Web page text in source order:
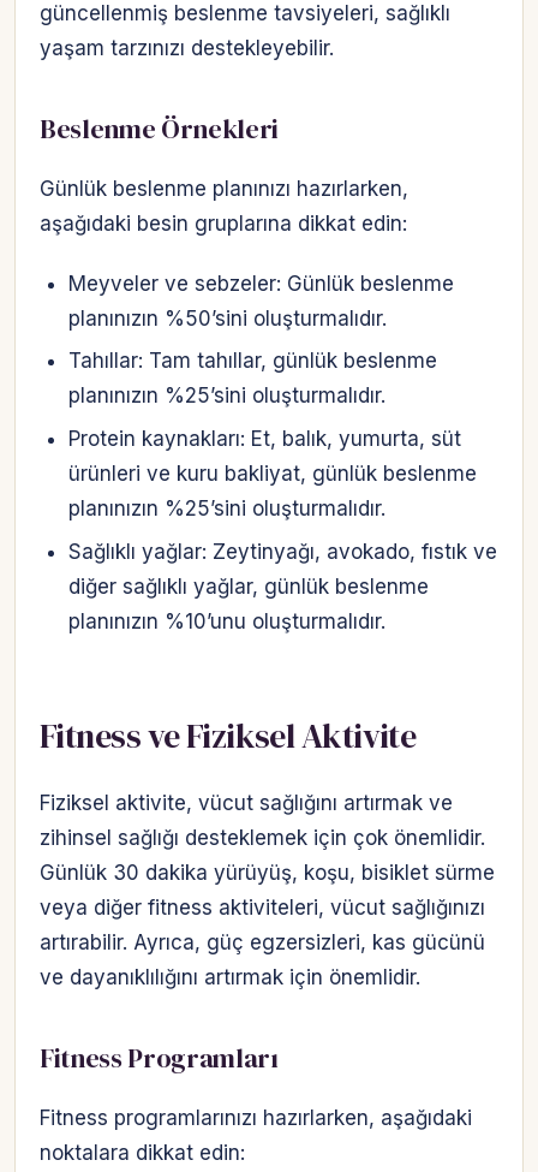
güncellenmiş beslenme tavsiyeleri, sağlıklı
yaşam tarzınızı destekleyebilir.
Beslenme Örnekleri
Günlük beslenme planınızı hazırlarken,
aşağıdaki besin gruplarına dikkat edin:
Meyveler ve sebzeler: Günlük beslenme
planınızın %50’sini oluşturmalıdır.
Tahıllar: Tam tahıllar, günlük beslenme
planınızın %25’sini oluşturmalıdır.
Protein kaynakları: Et, balık, yumurta, süt
ürünleri ve kuru bakliyat, günlük beslenme
planınızın %25’sini oluşturmalıdır.
Sağlıklı yağlar: Zeytinyağı, avokado, fıstık ve
diğer sağlıklı yağlar, günlük beslenme
planınızın %10’unu oluşturmalıdır.
Fitness ve Fiziksel Aktivite
Fiziksel aktivite, vücut sağlığını artırmak ve
zihinsel sağlığı desteklemek için çok önemlidir.
Günlük 30 dakika yürüyüş, koşu, bisiklet sürme
veya diğer fitness aktiviteleri, vücut sağlığınızı
artırabilir. Ayrıca, güç egzersizleri, kas gücünü
ve dayanıklılığını artırmak için önemlidir.
Fitness Programları
Fitness programlarınızı hazırlarken, aşağıdaki
noktalara dikkat edin: